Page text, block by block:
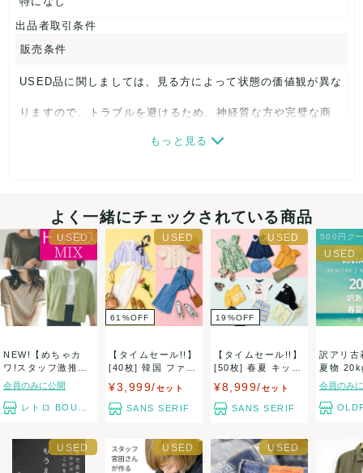
出品者取引条件
販売条件
USED品に関しましては、見る方によって状態の価値観が異な
りますので、トラブルを避けるため、神経質な方や完璧な商
品を求められる方は御購入をお控えください。
い致します。対応できることがあれば、誠意をもって対応致
します。
決済方法
ニ払い
出荷目安：1週間程度
兵庫県から出荷
もっと見る
よく一緒にチェックされている商品
NEW!【めちゃカ
ワ!スタッフ激推し!
春夏・Lad...
会員のみに公開
レトロ BOUTIQUE
61 %OFF
【タイムセール!!】
[40枚] 韓国 ファッ
¥3,999/セット
SANS SERIF
19 %OFF
【タイムセール!!】
[50枚] 春夏 キッズ
¥8,999/セット
SANS SERIF
500円ク
訳アリ古
夏物
サイ...
会員のみ